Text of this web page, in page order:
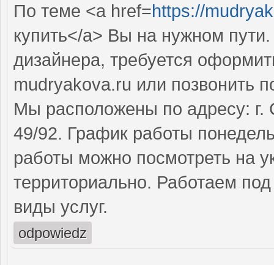
По теме <a href=https://
купить</a> Вы на нужном
дизайнера, требуется
mudryakova.ru или позвонить
Мы расположены по адресу: г.
49/92. График работы
работы можно посмотреть на
территориально. Работаем
виды услуг.
odpowiedz